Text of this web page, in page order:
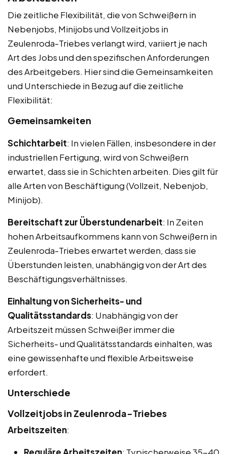
Die zeitliche Flexibilität, die von Schweißern in
Nebenjobs, Minijobs und Vollzeitjobs in
Zeulenroda-Triebes verlangt wird, variiert je nach
Art des Jobs und den spezifischen Anforderungen
des Arbeitgebers. Hier sind die Gemeinsamkeiten
und Unterschiede in Bezug auf die zeitliche
Flexibilität:
Gemeinsamkeiten
Schichtarbeit: In vielen Fällen, insbesondere in der
industriellen Fertigung, wird von Schweißern
erwartet, dass sie in Schichten arbeiten. Dies gilt für
alle Arten von Beschäftigung (Vollzeit, Nebenjob,
Minijob).
Bereitschaft zur Überstundenarbeit: In Zeiten
hohen Arbeitsaufkommens kann von Schweißern in
Zeulenroda-Triebes erwartet werden, dass sie
Überstunden leisten, unabhängig von der Art des
Beschäftigungsverhältnisses.
Einhaltung von Sicherheits- und
Qualitätsstandards: Unabhängig von der
Arbeitszeit müssen Schweißer immer die
Sicherheits- und Qualitätsstandards einhalten, was
eine gewissenhafte und flexible Arbeitsweise
erfordert.
Unterschiede
Vollzeitjobs in Zeulenroda-Triebes
Arbeitszeiten: